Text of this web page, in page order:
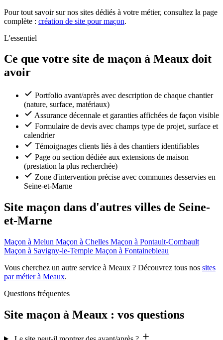
Pour tout savoir sur nos sites dédiés à votre métier, consultez la page
complète : création de site pour maçon.
L'essentiel
Ce que votre site de maçon à Meaux doit
avoir
Portfolio avant/après avec description de chaque chantier
(nature, surface, matériaux)
Assurance décennale et garanties affichées de façon visible
Formulaire de devis avec champs type de projet, surface et
calendrier
Témoignages clients liés à des chantiers identifiables
Page ou section dédiée aux extensions de maison
(prestation la plus recherchée)
Zone d'intervention précise avec communes desservies en
Seine-et-Marne
Site maçon dans d'autres villes de Seine-
et-Marne
Maçon à Melun Maçon à Chelles Maçon à Pontault-Combault
Maçon à Savigny-le-Temple Maçon à Fontainebleau
Vous cherchez un autre service à Meaux ? Découvrez tous nos sites
par métier à Meaux.
Questions fréquentes
Site maçon à Meaux : vos questions